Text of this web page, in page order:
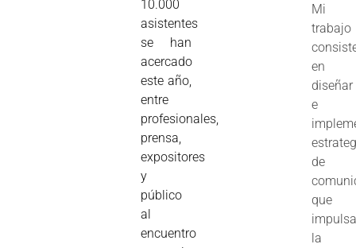
10.000
asistentes
se han
acercado
este año,
entre
profesionales,
prensa,
expositores
y
público
al
encuentro
Mi
trabajo
en
diseñar
e
de
que
la